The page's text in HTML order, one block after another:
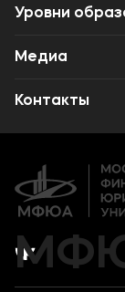
Карьера
Институт
Уровни
Среднее
Высшее
Медиа
Объявления
Новости вуза
Контакты
Карьера